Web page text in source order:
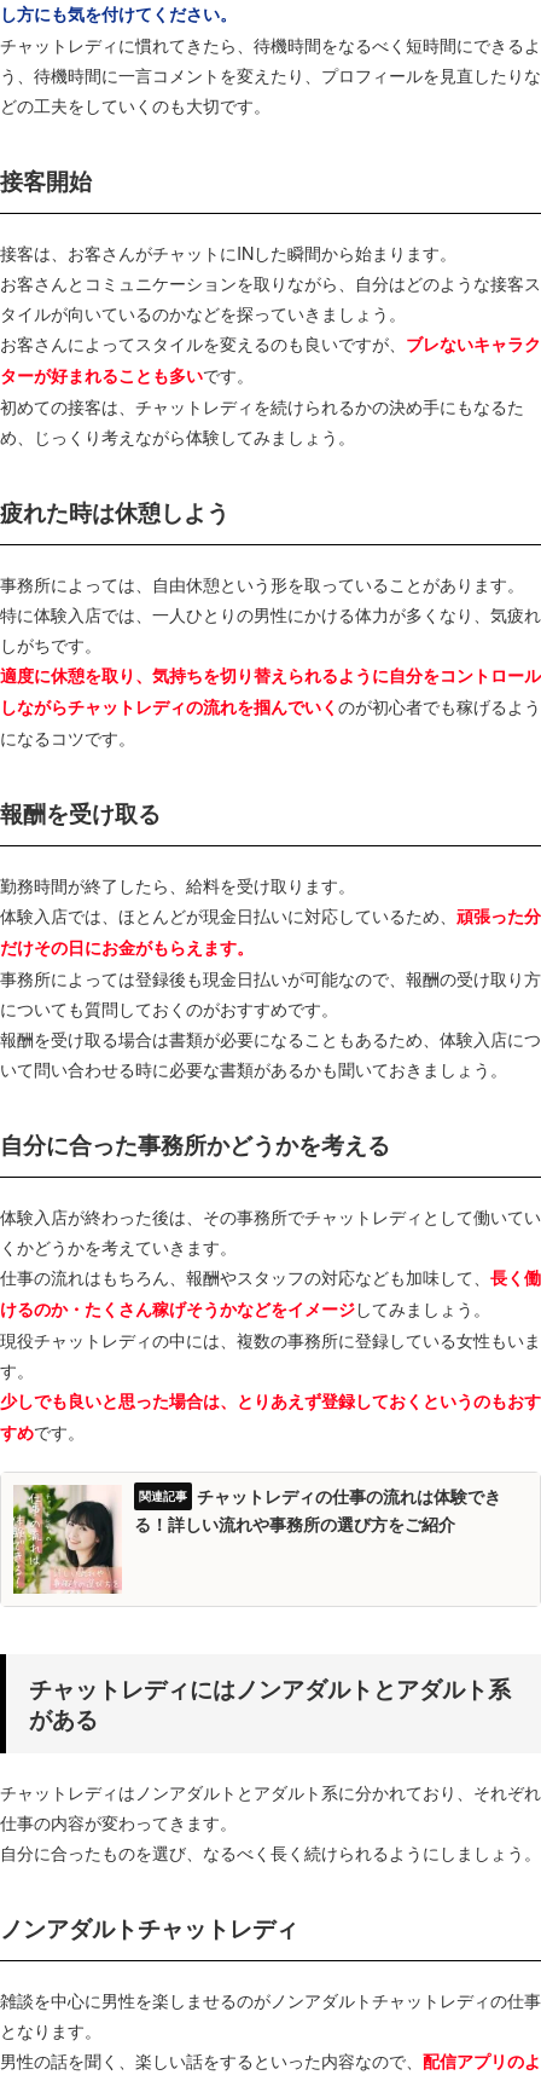
し方にも気を付けてください。
チャットレディに慣れてきたら、待機時間をなるべく短時間にできるよ
う、待機時間に一言コメントを変えたり、プロフィールを見直したりな
どの工夫をしていくのも大切です。
接客開始
接客は、お客さんがチャットにINした瞬間から始まります。
お客さんとコミュニケーションを取りながら、自分はどのような接客ス
タイルが向いているのかなどを探っていきましょう。
お客さんによってスタイルを変えるのも良いですが、 ブレないキャラク
ターが好まれることも多いです。
初めての接客は、チャットレディを続けられるかの決め手にもなるた
め、じっくり考えながら体験してみましょう。
疲れた時は休憩しよう
事務所によっては、自由休憩という形を取っていることがあります。
特に体験入店では、一人ひとりの男性にかける体力が多くなり、気疲れ
しがちです。
適度に休憩を取り、気持ちを切り替えられるように自分をコントロール
しながらチャットレディの流れを掴んでいく のが初心者でも稼げるよう
になるコツです。
報酬を受け取る
勤務時間が終了したら、給料を受け取ります。
体験入店では、ほとんどが現金日払いに対応しているため、 頑張った分
だけその日にお金がもらえます。
事務所によっては登録後も現金日払いが可能なので、報酬の受け取り方
についても質問しておくのがおすすめです。
報酬を受け取る場合は書類が必要になることもあるため、体験入店につ
いて問い合わせる時に必要な書類があるかも聞いておきましょう。
自分に合った事務所かどうかを考える
体験入店が終わった後は、その事務所でチャットレディとして働いてい
くかどうかを考えていきます。
仕事の流れはもちろん、報酬やスタッフの対応なども加味して、 長く働
けるのか・たくさん稼げそうかなどをイメージしてみましょう。
現役チャットレディの中には、複数の事務所に登録している女性もいま
す。
少しでも良いと思った場合は、とりあえず登録しておくというのもおす
すめです。
チャットレディの仕事の流れは体験でき
る！詳しい流れや事務所の選び方をご紹介
チャットレディにはノンアダルトとアダルト系
がある
チャットレディはノンアダルトとアダルト系に分かれており、それぞれ
仕事の内容が変わってきます。
自分に合ったものを選び、なるべく長く続けられるようにしましょう。
ノンアダルトチャットレディ
雑談を中心に男性を楽しませるのがノンアダルトチャットレディの仕事
となります。
男性の話を聞く、楽しい話をするといった内容なので、 配信アプリのよ